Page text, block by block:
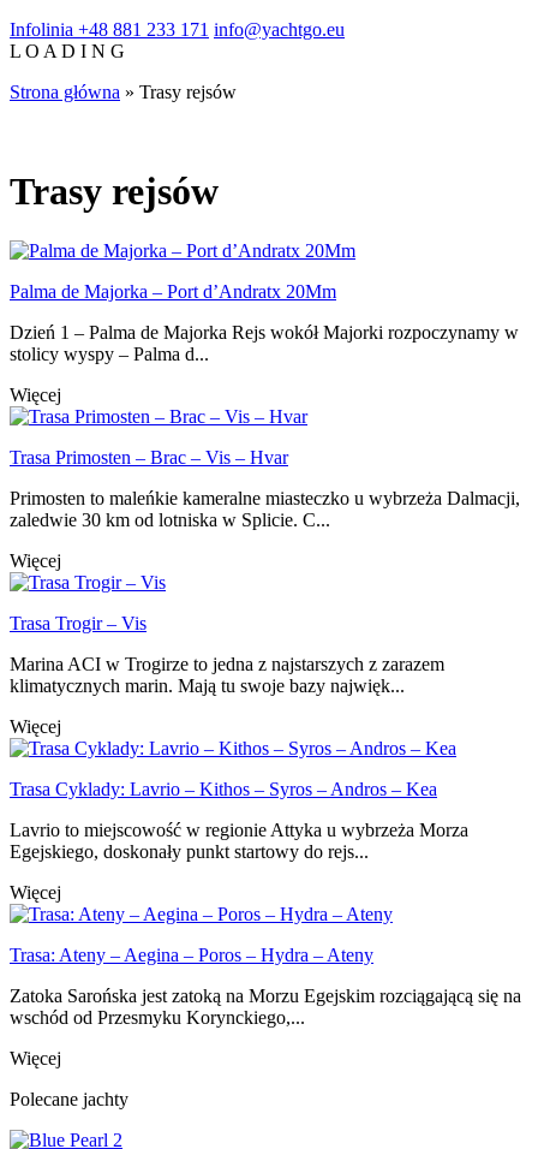
Infolinia +48 881 233 171 info@yachtgo.eu
L O A D I N G
Strona główna » Trasy rejsów
Trasy rejsów
Palma de Majorka – Port d’Andratx 20Mm
Dzień 1 – Palma de Majorka Rejs wokół Majorki rozpoczynamy w
stolicy wyspy – Palma d...
Więcej
Trasa Primosten – Brac – Vis – Hvar
Primosten to maleńkie kameralne miasteczko u wybrzeża Dalmacji,
zaledwie 30 km od lotniska w Splicie. C...
Więcej
Trasa Trogir – Vis
Marina ACI w Trogirze to jedna z najstarszych z zarazem
klimatycznych marin. Mają tu swoje bazy najwięk...
Więcej
Trasa Cyklady: Lavrio – Kithos – Syros – Andros – Kea
Lavrio to miejscowość w regionie Attyka u wybrzeża Morza
Egejskiego, doskonały punkt startowy do rejs...
Więcej
Trasa: Ateny – Aegina – Poros – Hydra – Ateny
Zatoka Sarońska jest zatoką na Morzu Egejskim rozciągającą się na
wschód od Przesmyku Korynckiego,...
Więcej
Polecane jachty